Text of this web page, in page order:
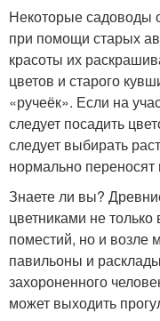
Некоторые садоводы
при помощи старых
красоты их
цветов и старого
«ручеёк». Если на
следует посадить
следует выбирать
нормально переносят
Знаете ли вы?
цветниками не
поместий, но и возле
павильоны и
захороненного
может выходить